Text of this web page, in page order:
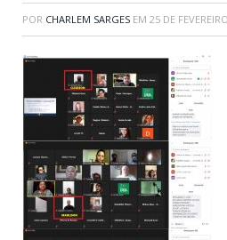
POR CHARLEM SARGES EM 25 DE